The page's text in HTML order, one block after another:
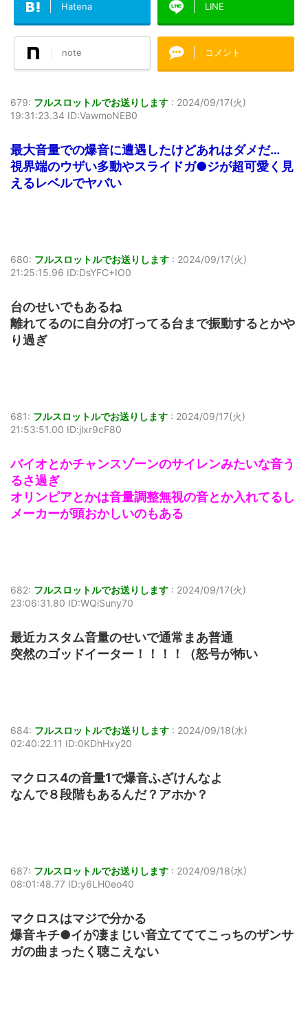
Hatena LINE
note コメント
679: フルスロットルでお送りします : 2024/09/17(火)
19:31:23.34 ID:VawmoNEB0
最大音量での爆音に遭遇したけどあれはダメだ…
視界端のウザい多動やスライドガ●ジが超可愛く見
えるレベルでヤバい
680: フルスロットルでお送りします : 2024/09/17(火)
21:25:15.96 ID:DsYFC+IO0
台のせいでもあるね
離れてるのに自分の打ってる台まで振動するとかや
り過ぎ
681: フルスロットルでお送りします : 2024/09/17(火)
21:53:51.00 ID:jlxr9cF80
バイオとかチャンスゾーンのサイレンみたいな音う
るさ過ぎ
オリンピアとかは音量調整無視の音とか入れてるし
メーカーが頭おかしいのもある
682: フルスロットルでお送りします : 2024/09/17(火)
23:06:31.80 ID:WQiSuny70
最近カスタム音量のせいで通常まあ普通
突然のゴッドイーター！！！！（怒号が怖い
684: フルスロットルでお送りします : 2024/09/18(水)
02:40:22.11 ID:0KDhHxy20
マクロス4の音量1で爆音ふざけんなよ
なんで８段階もあるんだ？アホか？
687: フルスロットルでお送りします : 2024/09/18(水)
08:01:48.77 ID:y6LH0eo40
マクロスはマジで分かる
爆音キチ●イが凄まじい音立てててこっちのザンサ
ガの曲まったく聴こえない